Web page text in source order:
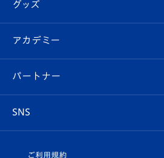
チケット
イベント
メディア
ホームタウン
スタッフプロフィール
マスコット紹介
Revive Team
ヴィヴィくんの長崎おもてなしガイド
フォトギャラリー
スタジアムグルメ
V-LOVERS（ファンクラブ）
プレイヤーズスイート
グッズ
オンラインショップ
店舗情報
アカデミー
育成からのお知らせ
U-18
パートナー
SNS
ご利用規約